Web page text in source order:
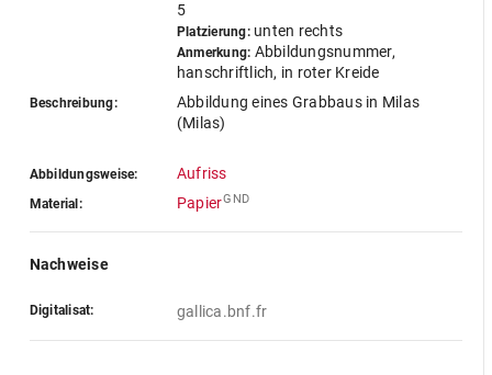
5
Platzierung:unten rechts
Anmerkung: Abbildungsnummer,
hanschriftlich, in roter Kreide
Beschreibung:
Abbildung eines Grabbaus in Milas
(Milas)
Abbildungsweise: Aufriss
Material: PapierGND
Nachweise
Digitalisat: gallica.bnf.fr